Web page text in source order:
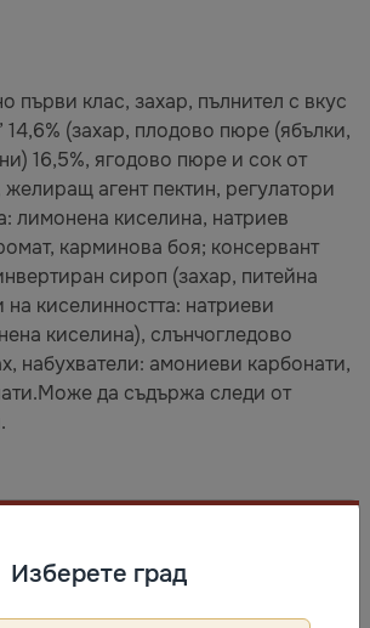
първи клас, захар, пълнител с вкус
14,6% (захар, плодово пюре (ябълки,
16,5%, ягодово пюре и сок от
агент пектин, регулатори
лимонена киселина, натриев
карминова боя; консервант
сироп (захар, питейна
на киселинността: натриеви
киселина), слънчогледово
набухватели: амониеви карбонати,
да съдържа следи от
Изберете град